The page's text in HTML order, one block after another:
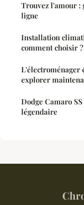
Trouvez l'amour :
ligne
Installation
comment choisir ?
L'électroménager
explorer
Dodge Camaro
légendaire